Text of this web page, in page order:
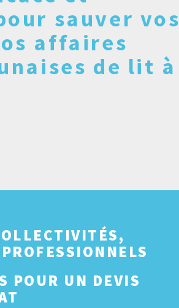
sauver vos
affaires
de lit à
POUR UN DEVIS